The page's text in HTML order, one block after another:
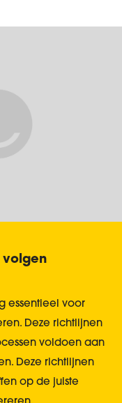
volgen
essentieel voor
Deze richtlijnen
voldoen aan
Deze richtlijnen
op de juiste